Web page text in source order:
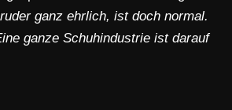
ganz ehrlich, ist doch normal.
ganze Schuhindustrie ist darauf